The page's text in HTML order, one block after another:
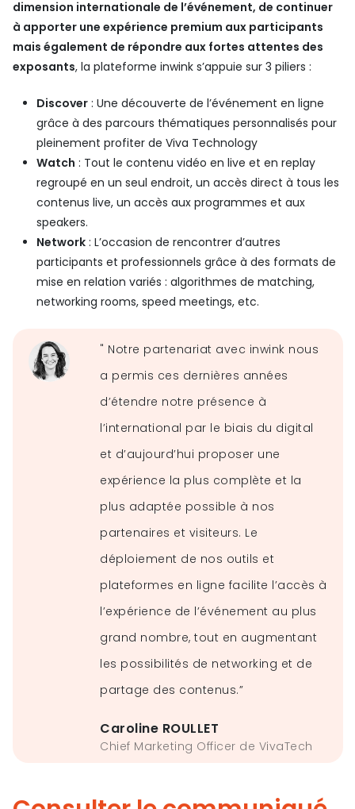
dimension internationale de l’événement, de continuer
à apporter une expérience premium aux participants
mais également de répondre aux fortes attentes des
exposants, la plateforme inwink s’appuie sur 3 piliers :
Discover : Une découverte de l’événement en ligne
grâce à des parcours thématiques personnalisés pour
pleinement profiter de Viva Technology
Watch : Tout le contenu vidéo en live et en replay
regroupé en un seul endroit, un accès direct à tous les
contenus live, un accès aux programmes et aux
speakers.
Network : L’occasion de rencontrer d’autres
participants et professionnels grâce à des formats de
mise en relation variés : algorithmes de matching,
networking rooms, speed meetings, etc.
" Notre partenariat avec inwink nous
a permis ces dernières années
d’étendre notre présence à
l’international par le biais du digital
et d’aujourd’hui proposer une
expérience la plus complète et la
plus adaptée possible à nos
partenaires et visiteurs. Le
déploiement de nos outils et
plateformes en ligne facilite l’accès à
l’expérience de l’événement au plus
grand nombre, tout en augmentant
les possibilités de networking et de
partage des contenus.”
Caroline ROULLET
Chief Marketing Officer de VivaTech